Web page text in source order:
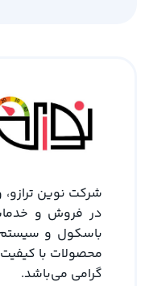
شرکت نوین
در فروش و
باسکول و سیستم
محصولات با
گرامی می‌باشد.